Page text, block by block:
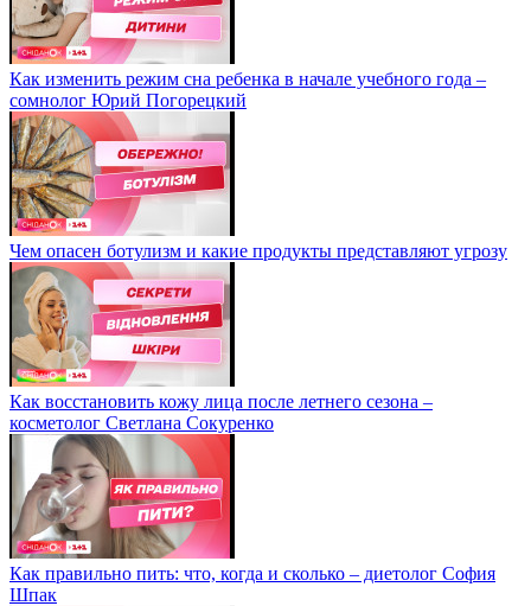
Как изменить режим сна ребенка в начале учебного года –
сомнолог Юрий Погорецкий
Чем опасен ботулизм и какие продукты представляют угрозу
Как восстановить кожу лица после летнего сезона –
косметолог Светлана Сокуренко
Как правильно пить: что, когда и сколько – диетолог София
Шпак